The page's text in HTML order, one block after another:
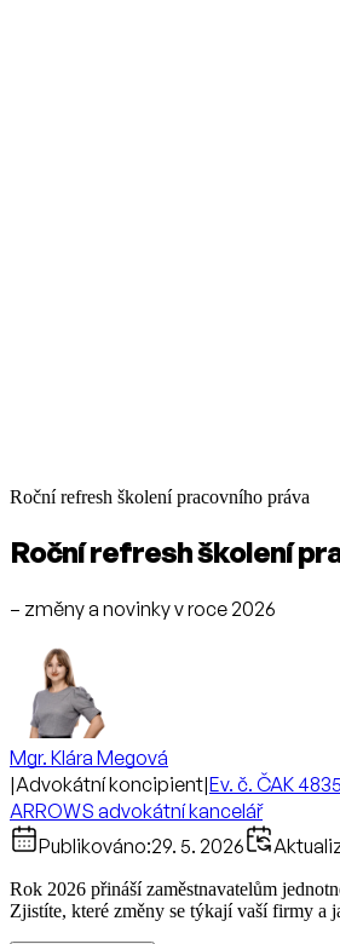
Roční refresh školení pracovního práva
Roční refresh školení
– změny a novinky v roce 2026
Mgr. Klára Megová
|Advokátní koncipient|Ev. č. ČAK
ARROWS advokátní kancelář
Publikováno:29. 5. 2026
Rok 2026 přináší zaměstnavatelům
Zjistíte, které změny se týkají vaší firmy a